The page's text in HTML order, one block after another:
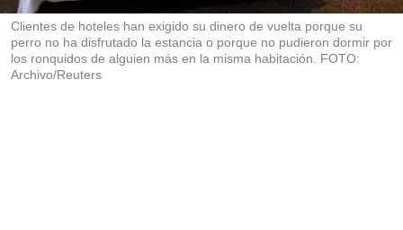
r
Clientes de hoteles han exigido su dinero de vuelta porque su
perro no ha disfrutado la estancia o porque no pudieron dormir por
los ronquidos de alguien más en la misma habitación. FOTO:
Archivo/Reuters